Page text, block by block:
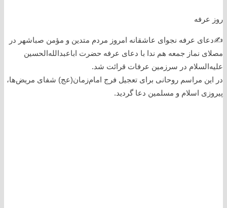
روز عرفه
✍️دعای عرفه نجوای عاشقانه امروز مردم متدین و مؤمن صباشهر در
مصلای نماز جمعه هم ندا با دعای عرفه حضرت اباعبدالله‌الحسین
علیه‌السلام در سرزمین عرفات قرائت شد.
در این مراسم روحانی برای تعجیل فرج امام‌زمان(عج) شفای مریض‌ها،
پیروزی اسلام و مسلمین دعا گردید.